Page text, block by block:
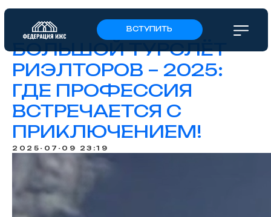
ВСТУПИТЬ
БОЛЬШОЙ ТУРСЛЁТ
РИЭЛТОРОВ – 2025:
ГДЕ ПРОФЕССИЯ
ВСТРЕЧАЕТСЯ С
ПРИКЛЮЧЕНИЕМ!
2025-07-09 23:19